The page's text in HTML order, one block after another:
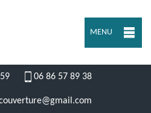
MENU
06 86 57 89 38